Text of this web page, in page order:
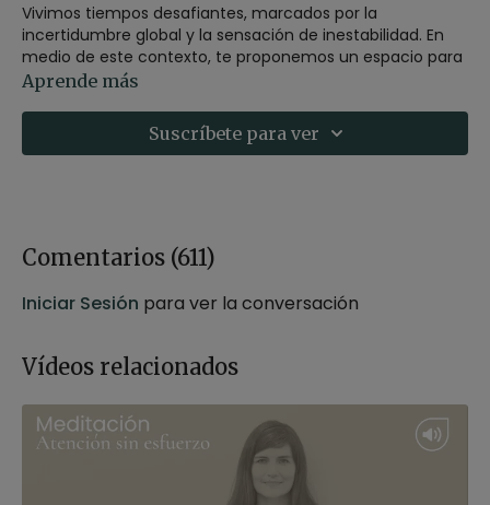
Vivimos tiempos desafiantes, marcados por la
incertidumbre global y la sensación de inestabilidad. En
medio de este contexto, te proponemos un espacio para
volver a lo esencial: la calma que nace desde dentro.
A través de esta meditación con mantra, repetiremos
una intención poderosa: "que encuentre la paz en mi
verdad, si la pronuncias con apertura y la compartes con
generosidad, su vibración puede extenderse más allá de
ti.
Profesor: Xuan Lan
Aprende más
Suscríbete para ver
Comentarios (611)
Iniciar Sesión para ver la conversación
Vídeos relacionados